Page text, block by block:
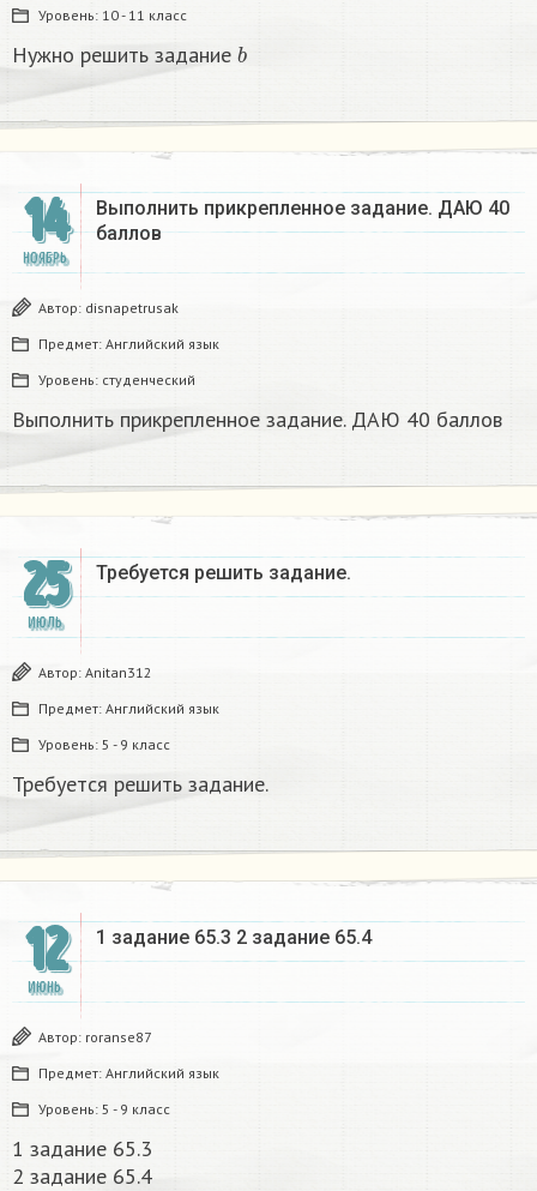
Уровень: 10 - 11 класс
Нужно решить задание b
14
НОЯБРЬ
Выполнить прикрепленное задание. ДАЮ 40
баллов
Автор: disnapetrusak
Предмет: Английский язык
Уровень: студенческий
Выполнить прикрепленное задание. ДАЮ 40 баллов
25
ИЮЛЬ
Требуется решить задание.
Автор: Anitan312
Предмет: Английский язык
Уровень: 5 - 9 класс
Требуется решить задание.
12
ИЮНЬ
1 задание 65.3 2 задание 65.4 ​
Автор: roranse87
Предмет: Английский язык
Уровень: 5 - 9 класс
1 задание 65.3
2 задание 65.4